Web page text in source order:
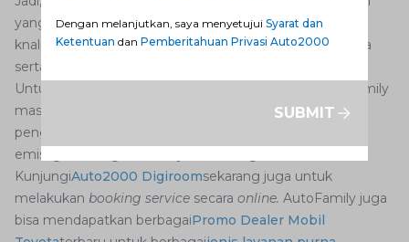
yang perlu AutoFamily ketahui. Sebagai catatan, katalis
knalpot dapat mengalami penurunan kinerja karena usia
serta faktor pemakaian.
Untuk itu, selalu pastikan bahwa katalis knalpot AutoFamily
masih berfungsi dengan baik dengan cara melakukan
pengecekan dan servis rutin. Termasuk melakukan cek
emisi gas buang mobil Toyota di bengkel Auto2000.
KunjungiAuto2000 Digiroomsekarang juga untuk
melakukan booking service secara online. AutoFamily juga
bisa mendapatkan berbagaiPromo Dealer Mobil
Dengan melanjutkan, saya menyetujui Syarat dan
Ketentuan dan Pemberitahuan Privasi Auto2000
SUBMIT